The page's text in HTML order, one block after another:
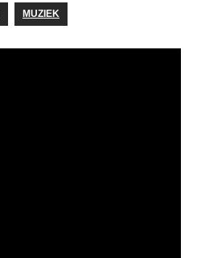
MUZIEK